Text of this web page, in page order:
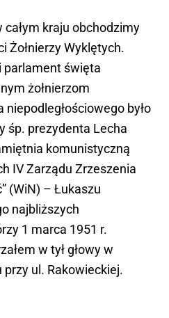
kraju obchodzimy
Żołnierzy Wyklętych.
parlament święta
żołnierzom
było
śp. prezydenta Lecha
komunistyczną
IV Zarządu Zrzeszenia
(WiN) – Łukaszu
najbliższych
1 marca 1951 r.
w tył głowy w
ul. Rakowieckiej.